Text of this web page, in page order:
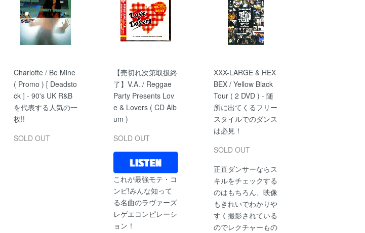
Charlotte / Be Mine
( Promo ) [ Deadsto
ck ] - 90's UK R&B
を代表する人気の一
枚!!
SOLD OUT
【売切れ次第取扱終
了】V.A. / Reggae
Party Presents Lov
e & Lovers ( CD Alb
um )
SOLD OUT
これが最強モテ・コ
ンピ!みんな知って
る名曲のラヴァーズ
レゲエコンピレーシ
ョン！
XXX-LARGE & HEX
BEX / Yellow Black
Tour ( 2 DVD ) - 随
所に出てくるフリー
スタイルでのダンス
は必見！
SOLD OUT
正直ダンサーならス
キルをチェックする
のはもちろん、映像
もきれいでわかりや
すく撮影されている
のでレクチャーもの